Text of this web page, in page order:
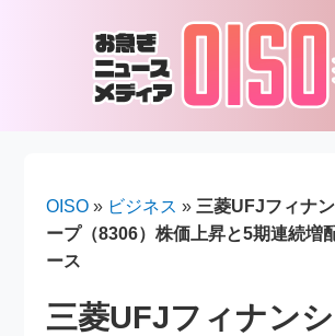
OISO » ビジネス » 三菱UFJフィナ
ープ（8306）株価上昇と5期連続増
ース
三菱UFJフィナンシ